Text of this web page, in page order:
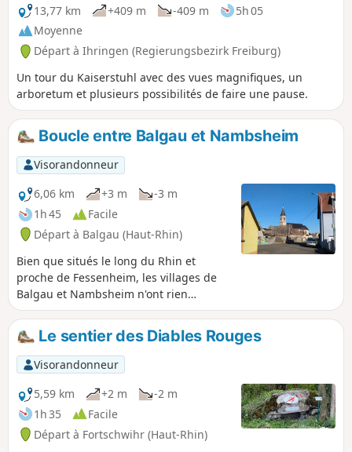
palmiers !
13,77 km
+409 m -409 m
5h 05
Moyenne
Départ à Ihringen (Regierungsbezirk Freiburg)
Un tour du Kaiserstuhl avec des vues magnifiques, un
arboretum et plusieurs possibilités de faire une pause.
Boucle entre Balgau et Nambsheim
Visorandonneur
6,06 km
+3 m
-3 m
1h 45
Facile
Départ à Balgau (Haut-Rhin)
Bien que situés le long du Rhin et
proche de Fessenheim, les villages de
Balgau et Nambsheim n'ont rien
d'industriel, au contraire. Entre fermes
et lotissements avec leurs jardins
soigneusement entretenus, on peut
sentir un petit air sundgauvien, coincé
entre les Vosges et la Forêt Noire.
Le sentier des Diables Rouges
Visorandonneur
5,59 km
+2 m
-2 m
1h 35
Facile
Départ à Fortschwihr (Haut-Rhin)